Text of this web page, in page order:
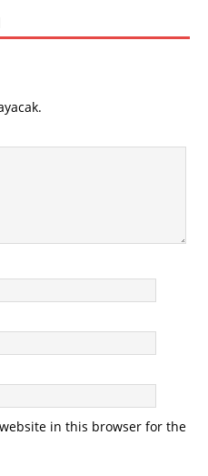
in this browser for the